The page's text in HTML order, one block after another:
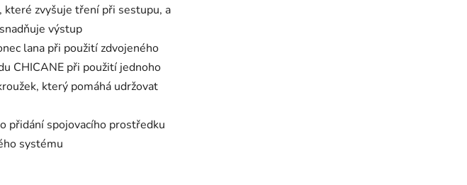
zvyšuje tření při sestupu, a
výstup
lana při použití zdvojeného
CHICANE při použití jednoho
který pomáhá udržovat
přidání spojovacího prostředku
systému